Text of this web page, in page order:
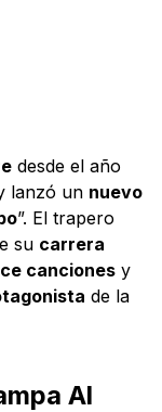
desde el año
lanzó un nuevo
”. El trapero
su carrera
canciones y
de la
Al